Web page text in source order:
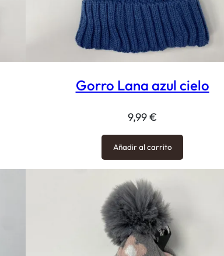
Gorro Lana azul cielo
9,99€
Añadir al carrito